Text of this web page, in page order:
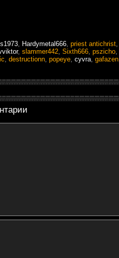
Hardymetal666 priest antichrist
, slammer442 Sixth666 pszicho
destructionn popeye cyvra gafazen